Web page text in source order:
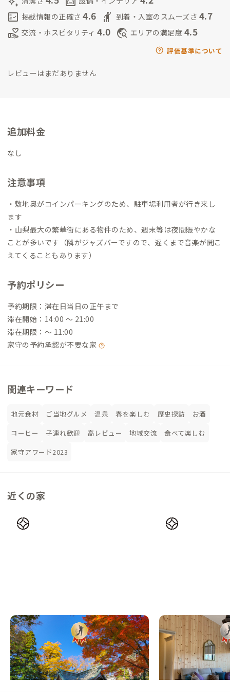
fact_check 掲載情報の正確さ 4.6 hail 到着・入室のスムーズさ 4.7
volunteer_activism 交流・ホスピタリティ 4.0 travel_explore エリアの満足度 4.5
評価基準について
レビューはまだありません
追加料金
なし
注意事項
・敷地奥がコインパーキングのため、駐車場利用者が行き来し
ます
・山梨最大の繁華街にある物件のため、週末等は夜間賑やかな
ことが多いです（隣がジャズバーですので、遅くまで音楽が聞こ
えてくることもあります）
予約ポリシー
予約期限：滞在日当日の正午まで
滞在開始：14:00 〜 21:00
滞在期限：〜 11:00
家守の予約承認が不要な家
関連キーワード
地元食材 ご当地グルメ 温泉 春を楽しむ 歴史探訪
お酒
コーヒー
子連れ歓迎 高レビュー 地域交流
食べて楽しむ
家守アワード2023
近くの家
富士吉田B邸
山梨県 戸建て
【駅徒歩2分】富士山信仰の歴史が育んだ、
おもてなしの街にある家
この家からの距離 28km
清里A邸
山梨県 戸建て
【東京から3時間】
ト地にある家
この家からの距離 29km